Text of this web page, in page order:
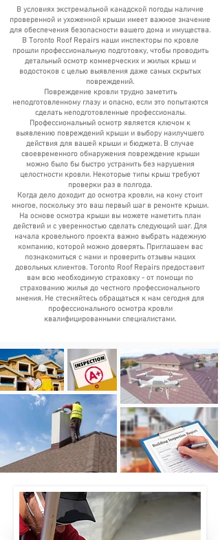
В условиях экстремальной канадской погоды наличие
проверенной и ухоженной крыши имеет важное значение
для обеспечения безопасности вашего дома и имущества.
В Toronto Roof Repairs наши инспекторы по кровле
прошли профессиональную подготовку, чтобы проводить
детальный осмотр коммерческих и жилых крыш и
водостоков с целью выявления даже самых скрытых
повреждений.
Повреждение кровли трудно заметить
неподготовленному глазу и опасно, если это попытаются
сделать неподготовленные профессионалы.
Профессиональный осмотр является ключом к
выявлению повреждений крыши и выбору наилучшего
действия для вашей крыши и бюджета. В случае
своевременного обнаружения повреждение крыши
можно было бы быстро устранить без нарушения
целостности кровли. Некоторые типы крыш требуют
проверки раз в полгода.
Когда дело доходит до осмотра кровли, на кону стоит
многое, поскольку это ваш первый шаг в ремонте крыши.
На основе осмотра крыши вы можете наметить план
действий и с уверенностью сделать следующий шаг. Для
начала кровельного проекта важно выбрать надежную
компанию, которой можно доверять. Приглашаем вас
познакомиться с нами и проверить отзывы наших
довольных клиентов. Toronto Roof Repairs предоставит
вам всю необходимую страховку - от помощи по
страхованию жилья до честного профессионального
мнения. Не стесняйтесь обращаться к нам сегодня для
профессионального осмотра кровли
квалифицированными специалистами.